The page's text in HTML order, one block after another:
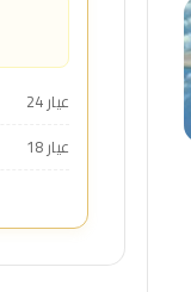
عيار 24
عيار 18